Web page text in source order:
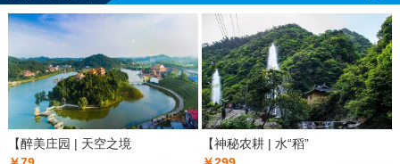
【醉美庄园 | 天空之境
【神秘农耕 | 水“稻”